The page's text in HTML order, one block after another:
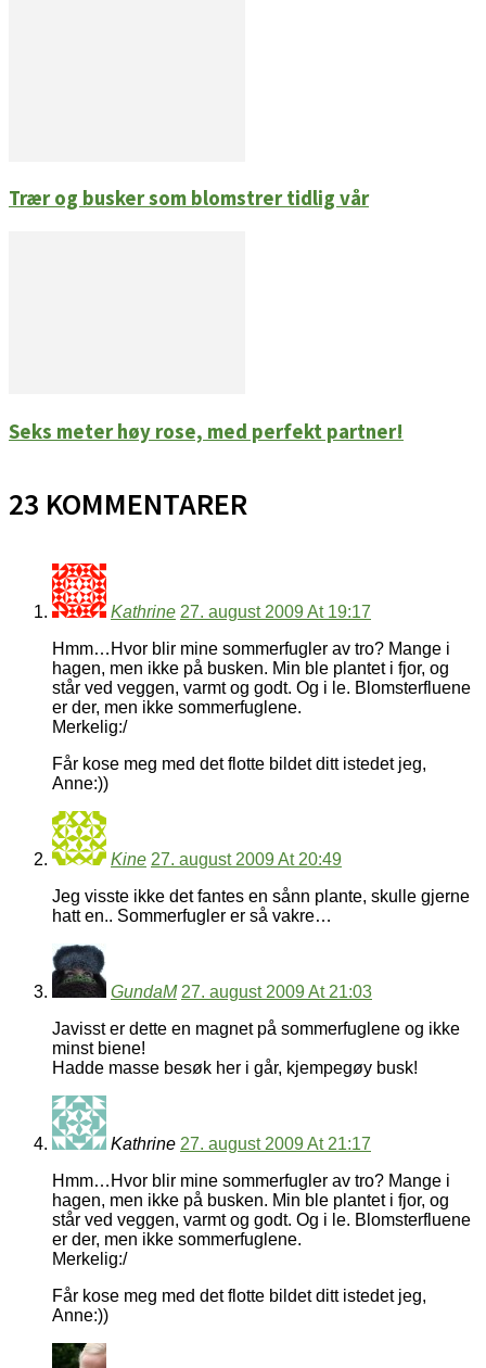
Trær og busker som blomstrer tidlig vår
Seks meter høy rose, med perfekt partner!
23 KOMMENTARER
Kathrine 27. august 2009 At 19:17
Hmm…Hvor blir mine sommerfugler av tro? Mange i
hagen, men ikke på busken. Min ble plantet i fjor, og
står ved veggen, varmt og godt. Og i le. Blomsterfluene
er der, men ikke sommerfuglene.
Merkelig:/
Får kose meg med det flotte bildet ditt istedet jeg,
Anne:))
Kine 27. august 2009 At 20:49
Jeg visste ikke det fantes en sånn plante, skulle gjerne
hatt en.. Sommerfugler er så vakre…
GundaM 27. august 2009 At 21:03
Javisst er dette en magnet på sommerfuglene og ikke
minst biene!
Hadde masse besøk her i går, kjempegøy busk!
Kathrine 27. august 2009 At 21:17
Hmm…Hvor blir mine sommerfugler av tro? Mange i
hagen, men ikke på busken. Min ble plantet i fjor, og
står ved veggen, varmt og godt. Og i le. Blomsterfluene
er der, men ikke sommerfuglene.
Merkelig:/
Får kose meg med det flotte bildet ditt istedet jeg,
Anne:))